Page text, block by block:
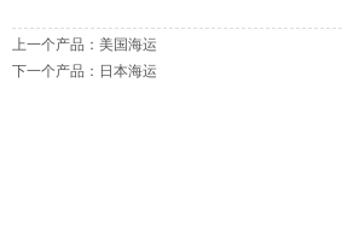
上一个产品： 美国海运
下一个产品： 日本海运